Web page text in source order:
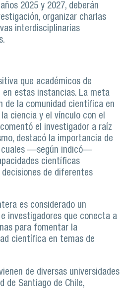
2025 y 2027, deberán
organizar charlas
interdisciplinarias
que académicos de
estas instancias. La meta
de la comunidad científica en
ciencia y el vínculo con el
el investigador a raíz
destacó la importancia de
cuales —según indicó—
científicas
de diferentes
es considerado un
investigadores que conecta a
para fomentar la
científica en temas de
de diversas universidades
de Santiago de Chile,